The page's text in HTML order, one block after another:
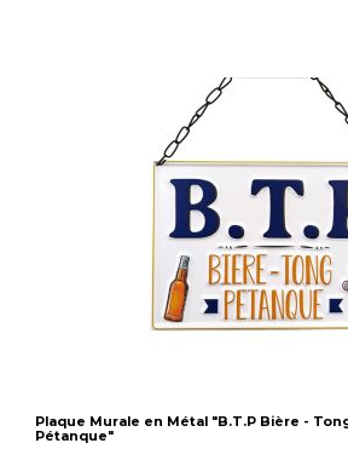
Plaque Murale en Métal "B.T.P Bière -
Pétanque"